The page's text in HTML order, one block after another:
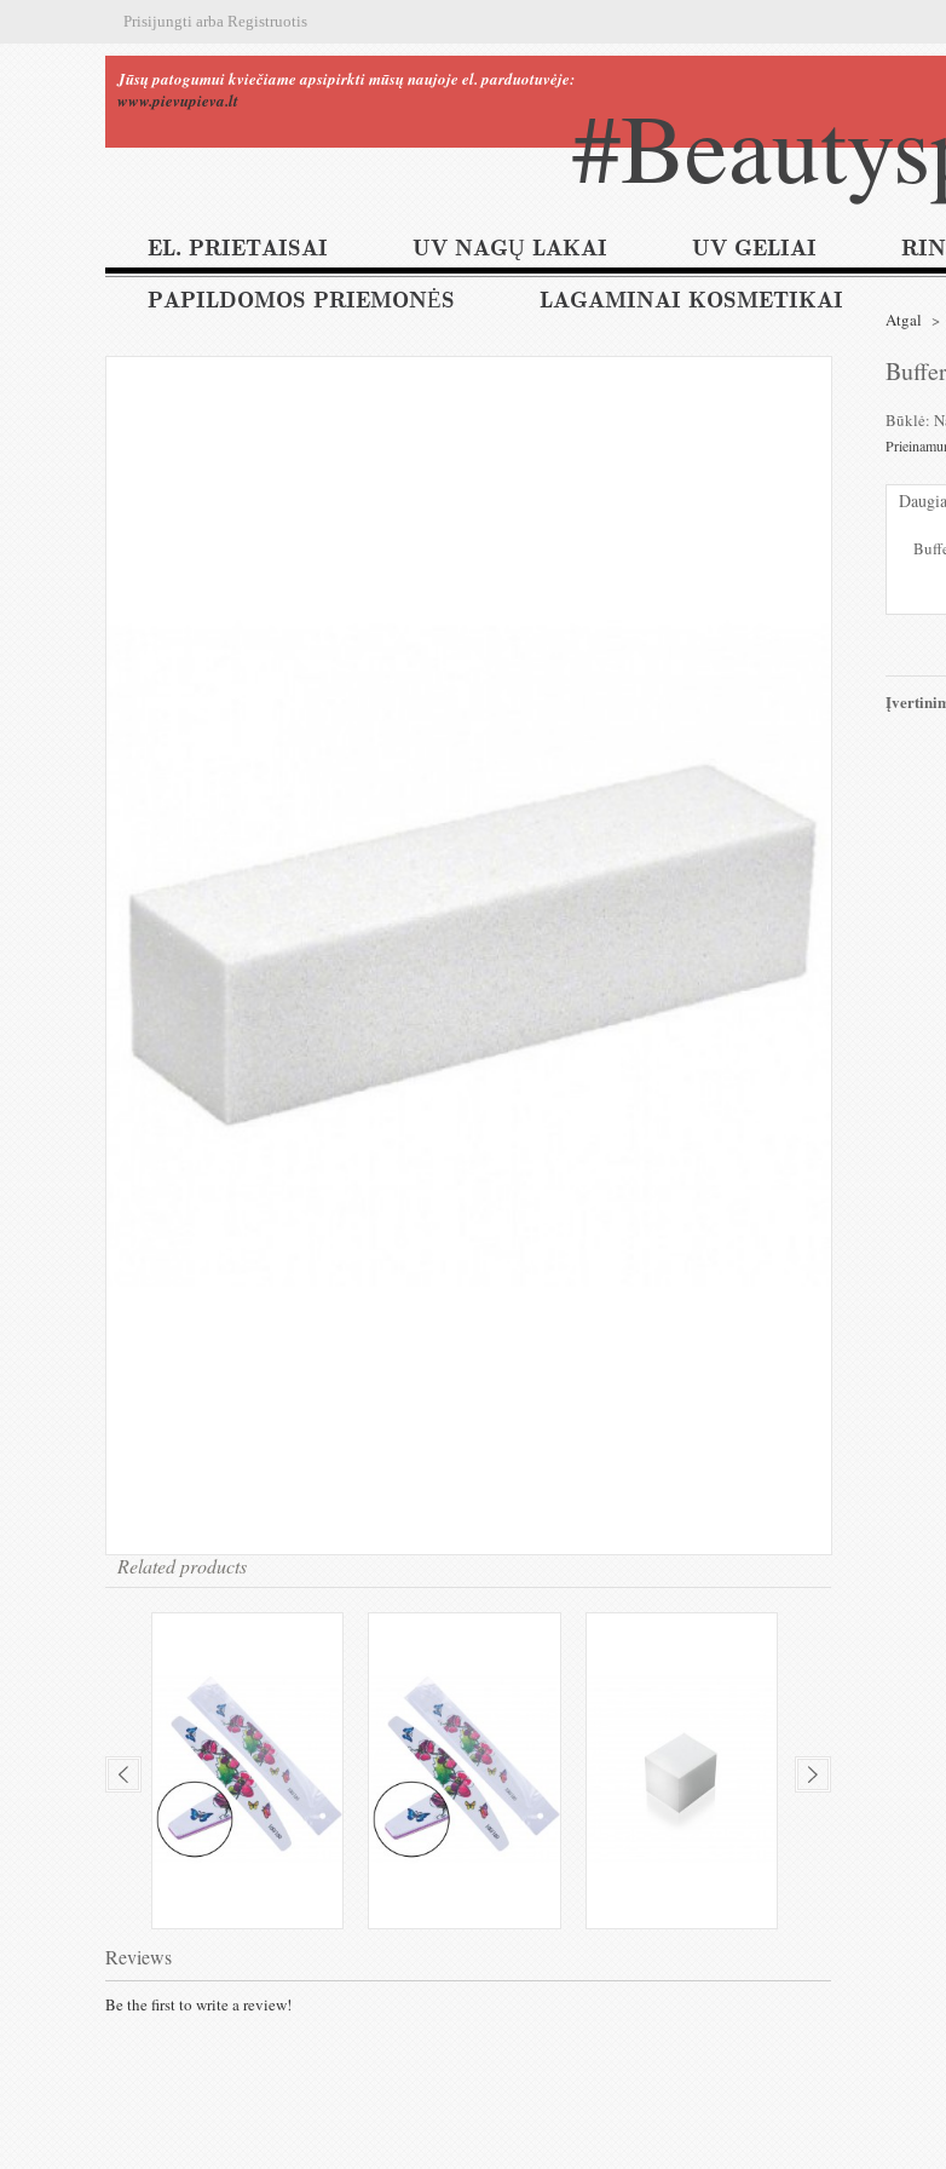
Prisijungti arba Registruotis
Jūsų patogumui kviečiame apsipirkti mūsų naujoje el. parduotuvėje:
www.pievupieva.lt
EL. PRIETAISAI UV NAGŲ LAKAI UV GELIAI
PAPILDOMOS PRIEMONĖS
LAGAMINAI KOSMETIKAI
Atgal >
Related products
Reviews
Be the first to write a review!
Būklė: